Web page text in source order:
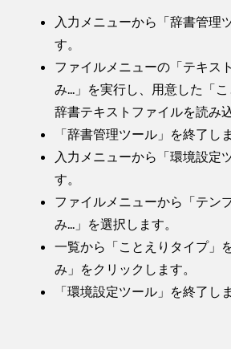
入力メニューから「辞書管理
す。
ファイルメニューの「テキス
み...」を実行し、用意した「
辞書テキストファイルを読み
「辞書管理ツール」を終了し
入力メニューから「環境設定
す。
ファイルメニューから「テン
み...」を選択します。
一覧から「ことえりタイプ」
み」をクリックします。
「環境設定ツール」を終了し